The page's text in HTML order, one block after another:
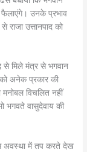
फैलाएंगे। उनके प्रभाव
उत्तानपाद को
से मिले मंत्र से भगवान
अनेक प्रकार की
विचलित नहीं
वासुदेवाय की
अवस्था में तप करते देख